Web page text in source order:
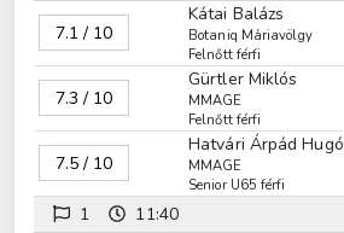
7.1 / 10
Kátai Balázs
Botaniq Máriavölgy
Felnőtt férfi
7.3 / 10
Gürtler Miklós
MMAGE
Felnőtt férfi
7.5 / 10
Hatvári Árpád Hugó
MMAGE
Senior U65 férfi
1 11:40